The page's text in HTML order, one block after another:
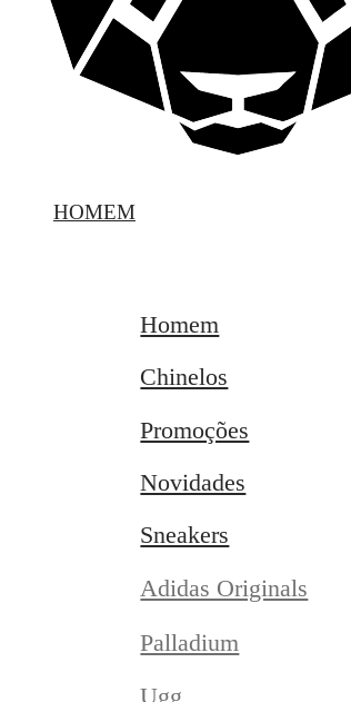
HOMEM
Homem
Chinelos
Promoções
Novidades
Sneakers
Adidas Originals
Palladium
Ugg